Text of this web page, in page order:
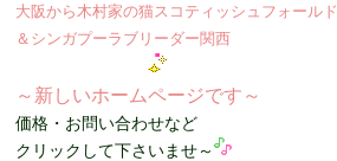
大阪から木村家の猫スコティッシュフォールド
＆シンガプーラブリーダー関西
～新しいホームページです～
価格・お問い合わせなど
クリックして下さいませ～